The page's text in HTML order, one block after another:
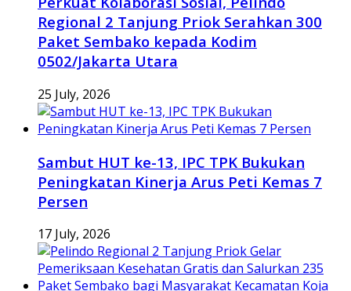
Regional 2 Tanjung Priok Serahkan 300
Paket Sembako kepada Kodim
0502/Jakarta Utara
25 July, 2026
Sambut HUT ke-13, IPC TPK Bukukan
Peningkatan Kinerja Arus Peti Kemas 7
Persen
17 July, 2026